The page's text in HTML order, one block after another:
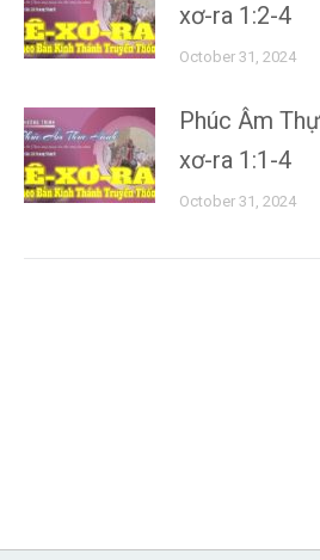
xơ-ra 1:2-4
October 31, 2024
Phúc Âm
xơ-ra 1:1-4
October 31, 2024